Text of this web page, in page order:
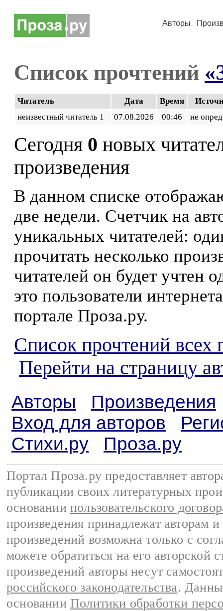
Авторы
Список прочтений
Читатель Дата Время
неизвестный читатель 1
07.08.2026 00:46 не
Сегодня 0 новых
произведения
В данном списке
две недели. Счетчик на
уникальных читателей:
прочитать несколько
читателей он будет учтен
это пользователи
портале Проза.ру.
Список прочтений всех
Перейти на страницу
Авторы
Произведения
Вход для авторов
Стихи.ру
Проза.ру
Портал Проза.ру предоставляет
публикации своих литературных
основании пользовательского
произведения принадлежат авторам
произведений возможна только с
можете обратиться на его авторской
произведений авторы несут
российского законодательства.
основании Политики обработки